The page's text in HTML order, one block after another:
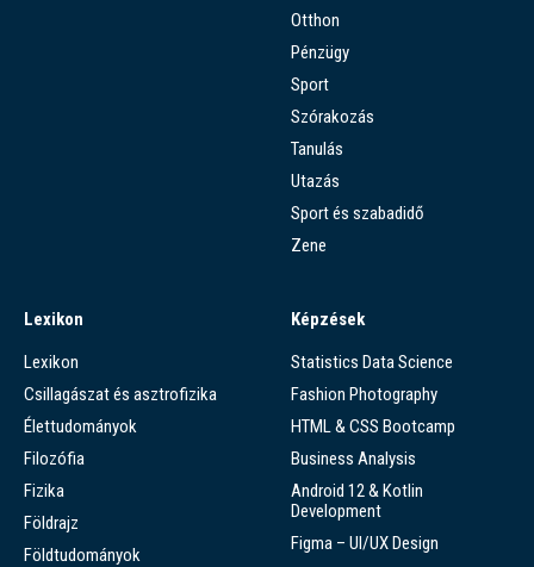
Otthon
Pénzügy
Sport
Szórakozás
Tanulás
Utazás
Sport és szabadidő
Zene
Lexikon
Lexikon
Csillagászat és asztrofizika
Élettudományok
Filozófia
Fizika
Földrajz
Földtudományok
Képzések
Statistics Data Science
Fashion Photography
HTML & CSS Bootcamp
Business Analysis
Android 12 & Kotlin
Development
Figma – UI/UX Design